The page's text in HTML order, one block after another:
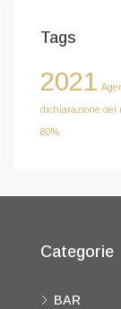
Tags
2021
dichiarazione dei
80%
Categorie
BAR